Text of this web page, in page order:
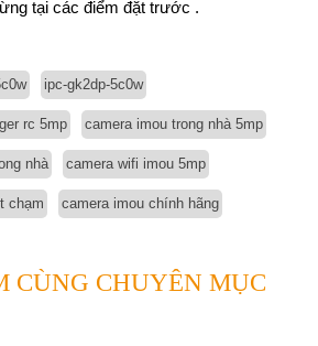
tại các điểm đặt trước .
ipc-gk2dp-5c0w
rc 5mp camera imou trong nhà 5mp
nhà camera wifi imou 5mp
chạm camera imou chính hãng
CÙNG CHUYÊN MỤC